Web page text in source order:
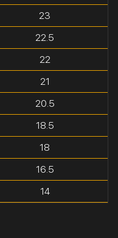
23
22.5
22
21
20.5
18.5
18
16.5
14